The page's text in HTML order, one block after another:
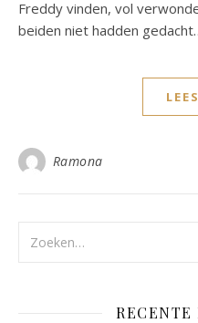
Freddy vinden, vol
beiden niet hadden
Ramona